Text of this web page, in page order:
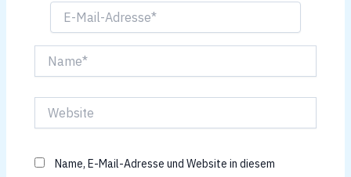
E-
Mail-
Website
Name, E-Mail-Adresse und Website in diesem